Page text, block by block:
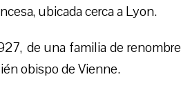
ubicada cerca a Lyon.
de una familia de
obispo de Vienne.